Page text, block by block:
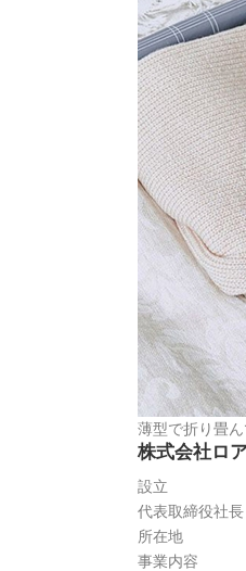
薄型で折り畳
株式会社ロ
設立 ：
代表取締役社
所在地 ：〒
事業内容 ：